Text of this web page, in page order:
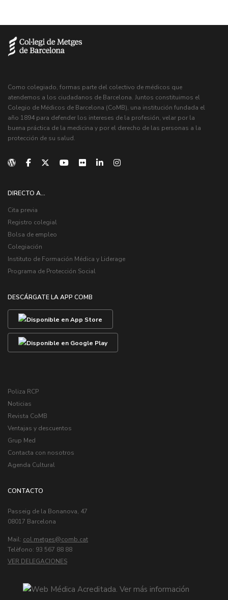
Como colegiado, formas parte del colectivo de médicos que
atendemos a los ciudadanos de Barcelona. Juntos constituimos el
Colegio de Médicos de Barcelona (CoMB), una institución fundada el
año 1894 para defender los intereses de la profesión, velar por la
buena práctica de la medicina y por el derecho de las personas a la
protección de su salud.
DIRECTO A...
Cita previa
Registro colegial
Bolsa de empleo
Colegiación
Instituto de Formación Médica y Liderage
Programa de Protección Social
DESCÁRGATE LA APP COMB
Poliza RCP
Noticias
Revista CoMB
Ventajas y descuentos
Grup Med
Contacta con nosotros
Agenda Cultural
CONTACTO
Passeig de la Bonanova, 47
08017 Barcelona
Mail: col.metges
Telèfono: 93 567 88 88
VER DELEGACIONES